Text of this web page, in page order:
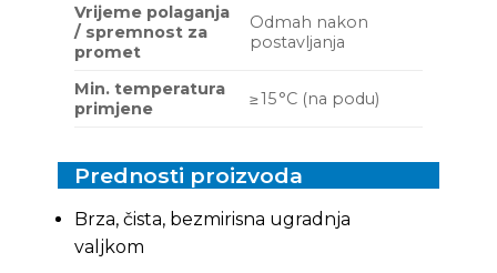
Vrijeme polaganja
/ spremnost za
promet
Odmah nakon
postavljanja
Min. temperatura
primjene
≥ 15 °C (na podu)
Prednosti proizvoda
Brza, čista, bezmirisna ugradnja
valjkom